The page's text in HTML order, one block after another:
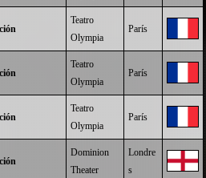
Teatro
Olympia
París
Teatro
Olympia
París
Teatro
Olympia
París
Dominion
Theater
Londre
s